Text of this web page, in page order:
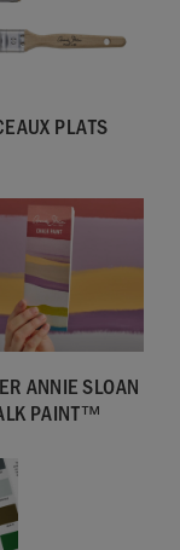
PLATS
ANNIE SLOAN
PAINT™